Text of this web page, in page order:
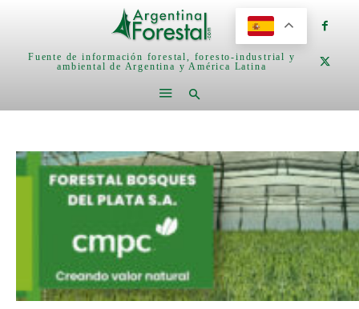
Fuente de información forestal, foresto-industrial y
ambiental de Argentina y América Latina